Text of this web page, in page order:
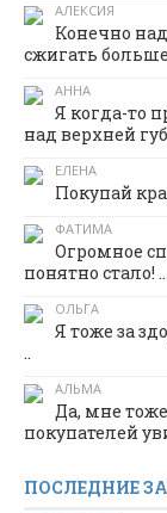
АЛЕКСИЯ
Конечно
сжигать
АННА
Я когда-то
над верхней
ЕЛЕНА
Покупай
ФАТИМА
Огромное
понятно стало! ..
ОЛЬГА
Я тоже за
..
АЛЬМА
Да, мне
покупателей
ПОСЛЕДНИЕ